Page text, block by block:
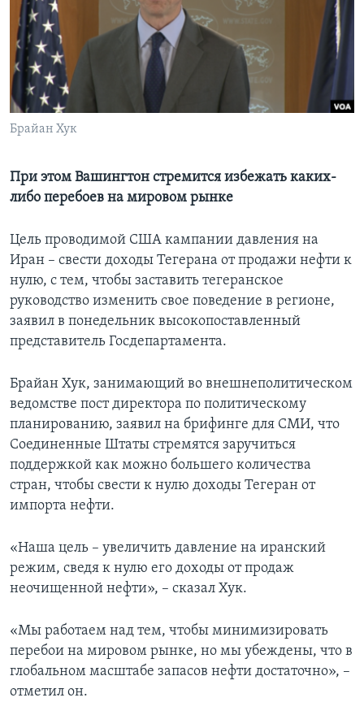
Learning English
СОЦИАЛЬНЫЕ СЕТИ
Брайан Хук
При этом Вашингтон стремится избежать каких-
либо перебоев на мировом рынке
Цель проводимой США кампании давления на
Иран – свести доходы Тегерана от продажи нефти к
нулю, с тем, чтобы заставить тегеранское
руководство изменить свое поведение в регионе,
заявил в понедельник высокопоставленный
представитель Госдепартамента.
Брайан Хук, занимающий во внешнеполитическом
ведомстве пост директора по политическому
планированию, заявил на брифинге для СМИ, что
Соединенные Штаты стремятся заручиться
поддержкой как можно большего количества
стран, чтобы свести к нулю доходы Тегеран от
импорта нефти.
«Наша цель – увеличить давление на иранский
режим, сведя к нулю его доходы от продаж
неочищенной нефти», – сказал Хук.
«Мы работаем над тем, чтобы минимизировать
перебои на мировом рынке, но мы убеждены, что в
глобальном масштабе запасов нефти достаточно», –
отметил он.